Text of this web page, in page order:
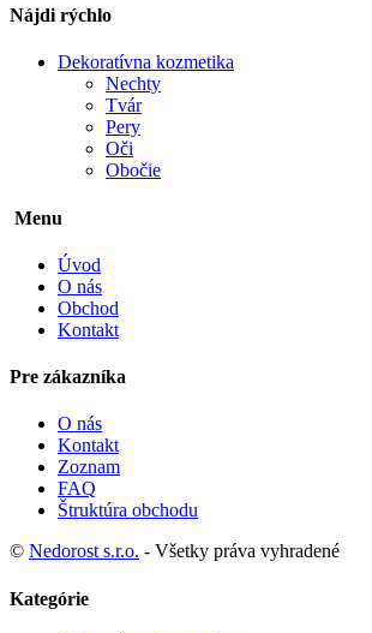
Nájdi rýchlo
Dekoratívna kozmetika
Nechty
Tvár
Pery
Oči
Obočie
Menu
Úvod
O nás
Obchod
Kontakt
Pre zákazníka
O nás
Kontakt
Zoznam
FAQ
Štruktúra obchodu
© Nedorost s.r.o. - Všetky práva vyhradené
Kategórie